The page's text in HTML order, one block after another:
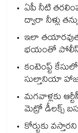
ఏపీ నీటి
ద్వారా నీళ్లు
ఇలా
భయంతో పోలీస్
కంటెంప్ట్
సుల్తానియా
మగవాళ్లకు
మెట్రో డీలక్స్
కోర్టుకు